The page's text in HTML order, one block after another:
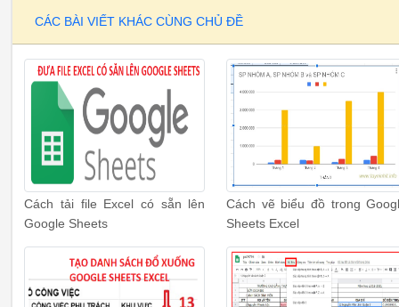
CÁC BÀI VIẾT KHÁC CÙNG CHỦ ĐỀ
Cách tải file Excel có sẵn lên
Google Sheets
Cách vẽ biểu đồ trong
Sheets Excel